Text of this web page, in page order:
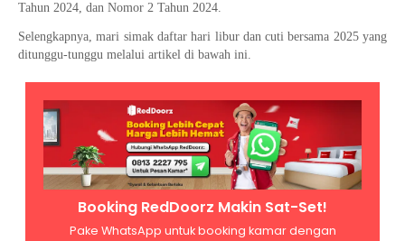
Tahun 2024, dan Nomor 2 Tahun 2024.
Selengkapnya, mari simak daftar hari libur dan cuti bersama 2025 yang
ditunggu-tunggu melalui artikel di bawah ini.